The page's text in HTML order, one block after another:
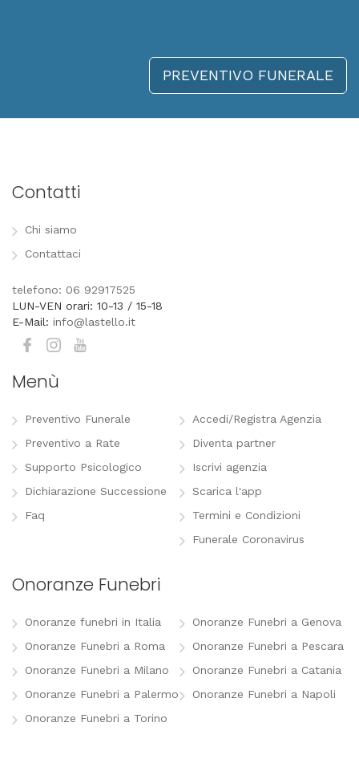
PREVENTIVO FUNERALE
Contatti
Chi siamo
Contattaci
telefono: 06 92917525
LUN-VEN orari: 10-13 / 15-18
E-Mail: info@lastello.it
Menù
Preventivo Funerale
Preventivo a Rate
Supporto Psicologico
Dichiarazione Successione
Faq
Accedi/Registra Agenzia
Diventa partner
Iscrivi agenzia
Scarica l'app
Termini e Condizioni
Funerale Coronavirus
Onoranze Funebri
Onoranze funebri in Italia
Onoranze Funebri a Roma
Onoranze Funebri a Milano
Onoranze Funebri a Palermo
Onoranze Funebri a Torino
Onoranze Funebri a Genova
Onoranze Funebri a Pescara
Onoranze Funebri a Catania
Onoranze Funebri a Napoli